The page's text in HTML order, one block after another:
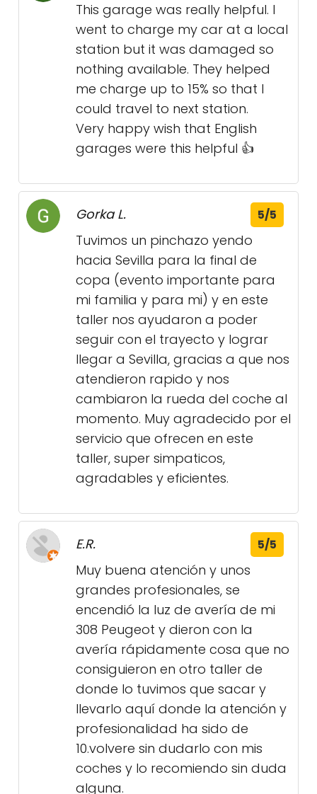
This garage was really helpful. I
went to charge my car at a local
station but it was damaged so
nothing available. They helped
me charge up to 15% so that I
could travel to next station.
Very happy wish that English
garages were this helpful 👍
Gorka L. 5/5
Tuvimos un pinchazo yendo
hacia Sevilla para la final de
copa (evento importante para
mi familia y para mi) y en este
taller nos ayudaron a poder
seguir con el trayecto y lograr
llegar a Sevilla, gracias a que nos
atendieron rapido y nos
cambiaron la rueda del coche al
momento. Muy agradecido por el
servicio que ofrecen en este
taller, super simpaticos,
agradables y eficientes.
E.R. 5/5
Muy buena atención y unos
grandes profesionales, se
encendió la luz de avería de mi
308 Peugeot y dieron con la
avería rápidamente cosa que no
consiguieron en otro taller de
donde lo tuvimos que sacar y
llevarlo aquí donde la atención y
profesionalidad ha sido de
10.volvere sin dudarlo con mis
coches y lo recomiendo sin duda
alguna.